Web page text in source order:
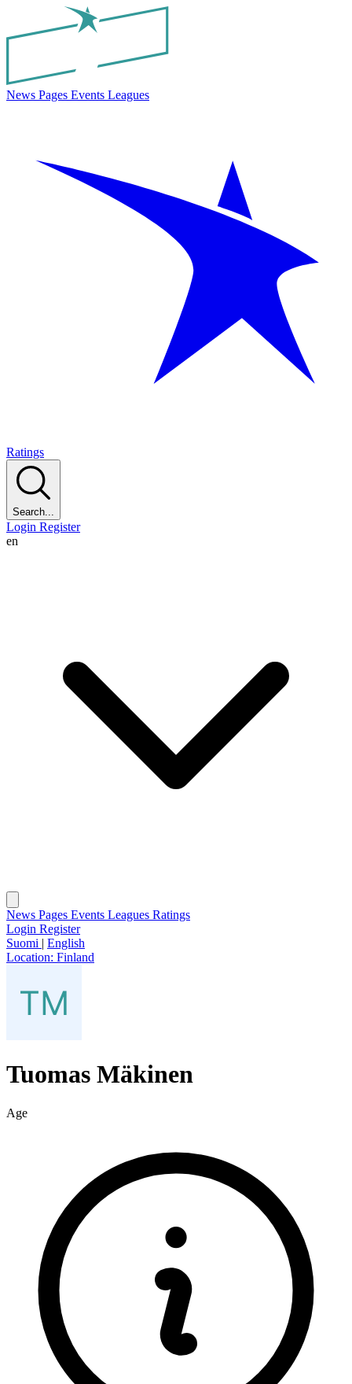
News Pages Events Leagues
Ratings
Search...
Login Register
en
News Pages Events Leagues Ratings
Login Register
Suomi | English
Location: Finland
Tuomas Mäkinen
Age